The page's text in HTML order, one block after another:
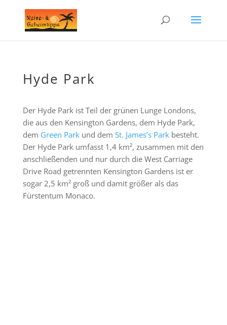
Hyde Park
Der Hyde Park ist Teil der grünen Lunge Londons,
die aus den Kensington Gardens, dem Hyde Park,
dem Green Parkund dem St. James’s Parkbesteht.
Der Hyde Park umfasst 1,4 km², zusammen mit den
anschließenden und nur durch die West Carriage
Drive Road getrennten Kensington Gardens ist er
sogar 2,5 km² groß und damit größer als das
Fürstentum Monaco.